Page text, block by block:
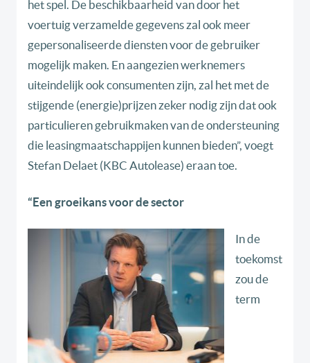
het spel. De beschikbaarheid van door het
voertuig verzamelde gegevens zal ook meer
gepersonaliseerde diensten voor de gebruiker
mogelijk maken. En aangezien werknemers
uiteindelijk ook consumenten zijn, zal het met de
stijgende (energie)prijzen zeker nodig zijn dat ook
particulieren gebruikmaken van de ondersteuning
die leasingmaatschappijen kunnen bieden”, voegt
Stefan Delaet (KBC Autolease) eraan toe.
“Een groeikans voor de sector
In de
toekomst
zou de
term